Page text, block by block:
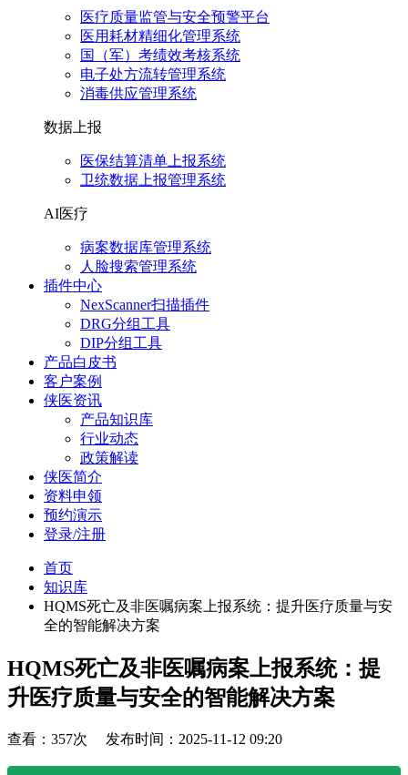
医疗质量监管与安全预警平台
医用耗材精细化管理系统
国（军）考绩效考核系统
电子处方流转管理系统
消毒供应管理系统
数据上报
医保结算清单上报系统
卫统数据上报管理系统
AI医疗
病案数据库管理系统
人脸搜索管理系统
插件中心
NexScanner扫描插件
DRG分组工具
DIP分组工具
产品白皮书
客户案例
侠医资讯
产品知识库
行业动态
政策解读
侠医简介
资料申领
预约演示
登录/注册
首页
知识库
HQMS死亡及非医嘱病案上报系统：提升医疗质量与安
全的智能解决方案
HQMS死亡及非医嘱病案上报系统：提
升医疗质量与安全的智能解决方案
查看：357次 发布时间：2025-11-12 09:20